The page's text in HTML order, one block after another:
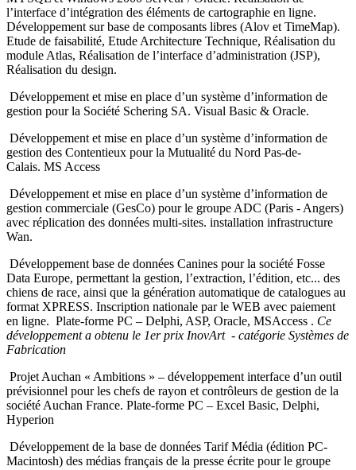
l’interface d’intégration des éléments de cartographie en ligne.
Développement sur base de composants libres (Alov et TimeMap).
Etude de faisabilité, Etude Architecture Technique, Réalisation du
module Atlas, Réalisation de l’interface d’administration (JSP),
Réalisation du design.
Développement et mise en place d’un système d’information de
gestion pour la Société Schering SA. Visual Basic & Oracle.
Développement et mise en place d’un système d’information de
gestion des Contentieux pour la Mutualité du Nord Pas-de-
Calais. MS Access
Développement et mise en place d’un système d’information de
gestion commerciale (GesCo) pour le groupe ADC (Paris - Angers)
avec réplication des données multi-sites. installation infrastructure
Wan.
Développement base de données Canines pour la société Fosse
Data Europe, permettant la gestion, l’extraction, l’édition, etc... des
chiens de race, ainsi que la génération automatique de catalogues au
format XPRESS. Inscription nationale par le WEB avec paiement
en ligne. Plate-forme PC – Delphi, ASP, Oracle, MSAccess . Ce
développement a obtenu le 1er prix InovArt - catégorie Systèmes de
Fabrication
Projet Auchan « Ambitions » – développement interface d’un outil
prévisionnel pour les chefs de rayon et contrôleurs de gestion de la
société Auchan France. Plate-forme PC – Excel Basic, Delphi,
Hyperion
Développement de la base de données Tarif Média (édition PC-
Macintosh) des médias français de la presse écrite pour le groupe